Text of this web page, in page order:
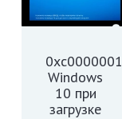
0xc0000001
Windows
10 при
загрузке